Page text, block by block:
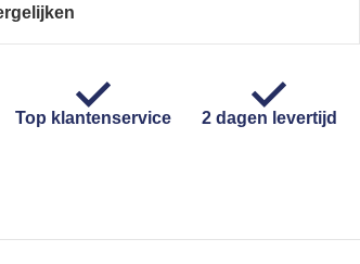
Top klantenservice 2 dagen levertijd